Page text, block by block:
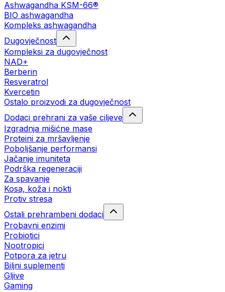
Ashwagandha KSM-66®
BIO ashwagandha
Kompleks ashwagandha
Dugovječnost
Kompleksi za dugovječnost
NAD+
Berberin
Resveratrol
Kvercetin
Ostalo proizvodi za dugovječnost
Dodaci prehrani za vaše ciljeve
Izgradnja mišićne mase
Proteini za mršavljenje
Poboljšanje performansi
Jačanje imuniteta
Podrška regeneraciji
Za spavanje
Kosa, koža i nokti
Protiv stresa
Ostali prehrambeni dodaci
Probavni enzimi
Probiotici
Nootropici
Potpora za jetru
Biljni suplementi
Gljive
Gaming